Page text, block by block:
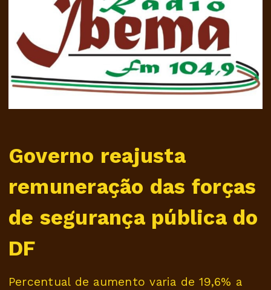
Governo reajusta
remuneração das forças
de segurança pública do
DF
Percentual de aumento varia de 19,6% a